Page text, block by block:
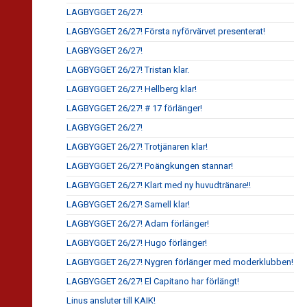
LAGBYGGET 26/27!
LAGBYGGET 26/27! Första nyförvärvet presenterat!
LAGBYGGET 26/27!
LAGBYGGET 26/27! Tristan klar.
LAGBYGGET 26/27! Hellberg klar!
LAGBYGGET 26/27! # 17 förlänger!
LAGBYGGET 26/27!
LAGBYGGET 26/27! Trotjänaren klar!
LAGBYGGET 26/27! Poängkungen stannar!
LAGBYGGET 26/27! Klart med ny huvudtränare!!
LAGBYGGET 26/27! Samell klar!
LAGBYGGET 26/27! Adam förlänger!
LAGBYGGET 26/27! Hugo förlänger!
LAGBYGGET 26/27! Nygren förlänger med moderklubben!
LAGBYGGET 26/27! El Capitano har förlängt!
Linus ansluter till KAIK!